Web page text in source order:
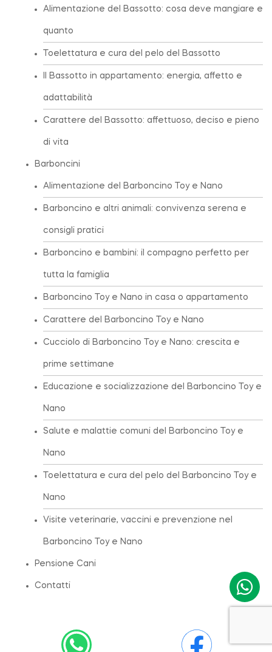
Alimentazione del Bassotto: cosa deve mangiare e
quanto
Toelettatura e cura del pelo del Bassotto
Il Bassotto in appartamento: energia, affetto e
adattabilità
Carattere del Bassotto: affettuoso, deciso e pieno
di vita
Barboncini
Alimentazione del Barboncino Toy e Nano
Barboncino e altri animali: convivenza serena e
consigli pratici
Barboncino e bambini: il compagno perfetto per
tutta la famiglia
Barboncino Toy e Nano in casa o appartamento
Carattere del Barboncino Toy e Nano
Cucciolo di Barboncino Toy e Nano: crescita e
prime settimane
Educazione e socializzazione del Barboncino Toy e
Nano
Salute e malattie comuni del Barboncino Toy e
Nano
Toelettatura e cura del pelo del Barboncino Toy e
Nano
Visite veterinarie, vaccini e prevenzione nel
Barboncino Toy e Nano
Pensione Cani
Contatti